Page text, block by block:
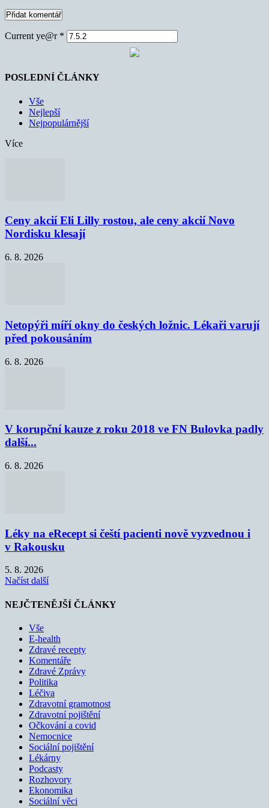
Current ye@r *
POSLEDNÍ ČLÁNKY
Vše
Nejlepší
Nejpopulárnější
Více
Ceny akcií Eli Lilly rostou, ale ceny akcií Novo
Nordisku klesají
6. 8. 2026
Netopýři míří okny do českých ložnic. Lékaři varují
před pokousáním
6. 8. 2026
V korupční kauze z roku 2018 ve FN Bulovka padly
další...
6. 8. 2026
Léky na eRecept si čeští pacienti nově vyzvednou i
v Rakousku
5. 8. 2026
Načíst další
NEJČTENĚJŠÍ ČLÁNKY
Vše
E-health
Zdravé recepty
Komentáře
Zdravé Zprávy
Politika
Léčiva
Zdravotní gramotnost
Zdravotní pojištění
Očkování a covid
Nemocnice
Sociální pojištění
Lékárny
Podcasty
Rozhovory
Ekonomika
Sociální věci